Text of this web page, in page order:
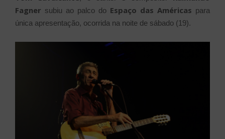
Fagner subiu ao palco do Espaço das Américas para
única apresentação, ocorrida na noite de sábado (19).